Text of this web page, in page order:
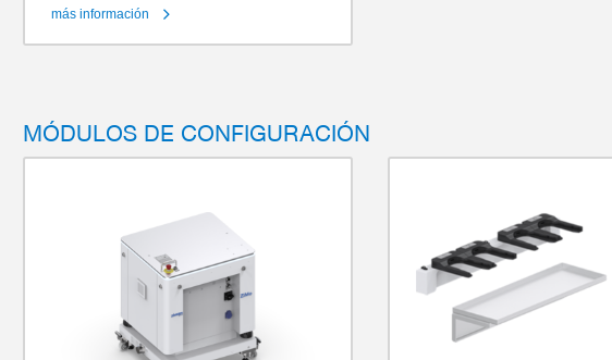
más información
MÓDULOS DE CONFIGURACIÓN